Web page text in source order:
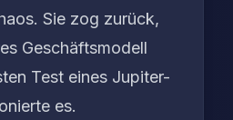
Sie zog zurück,
Geschäftsmodell
Test eines Jupiter-
es.